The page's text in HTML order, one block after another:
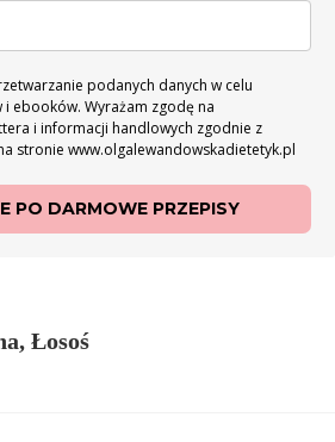
podanych danych w celu
ebooków. Wyrażam zgodę na
i informacji handlowych zgodnie z
stronie www.olgalewandowskadietetyk.pl
PO DARMOWE PRZEPISY
, Łosoś